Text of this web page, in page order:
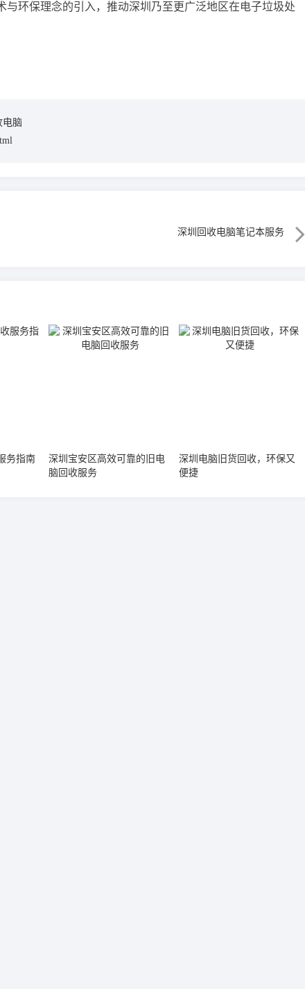
环保理念的引入，推动深圳乃至更广泛地区在电子垃圾处
电脑
深圳回收电脑笔记本服务
务指南
深圳宝安区高效可靠的旧电
脑回收服务
深圳电脑旧货回收，环保又
便捷